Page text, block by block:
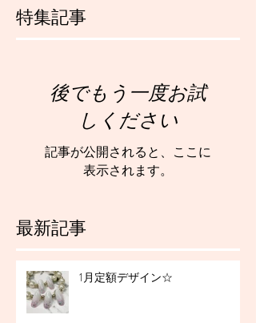
特集記事
最新記事
後でもう一度お試
しください
記事が公開されると、ここに
表示されます。
1月定額デザイン☆